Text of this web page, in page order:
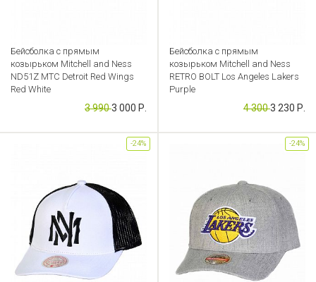
Бейсболка с прямым
козырьком Mitchell and Ness
ND51Z MTC Detroit Red Wings
Red White
Артикул: CB000049162
3 9903 000 Р.
Бейсболка с прямым
козырьком Mitchell and Ness
RETRO BOLT Los Angeles Lakers
Purple
Артикул: CB000049231
4 3003 230 Р.
-24% -24%